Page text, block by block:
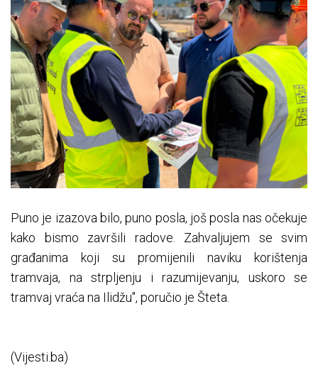
Puno je izazova bilo, puno posla, još posla nas očekuje
kako bismo završili radove. Zahvaljujem se svim
građanima koji su promijenili naviku korištenja
tramvaja, na strpljenju i razumijevanju, uskoro se
tramvaj vraća na Ilidžu", poručio je Šteta.
(Vijesti.ba)